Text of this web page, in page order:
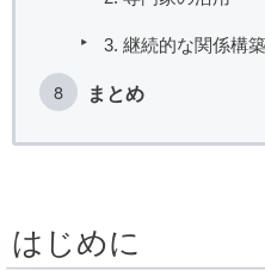
3. 継続的な関係構築
まとめ
はじめに